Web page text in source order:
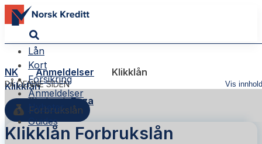
Lån
Kort
Forsikring
Anmeldelser
Nyheter
Guides
NK Anmeldelser Klikklån
PÅ DENNE SIDEN Vis innhold
Klikklån
Skribent:Reza
Forbrukslån
Klikklån Forbrukslån